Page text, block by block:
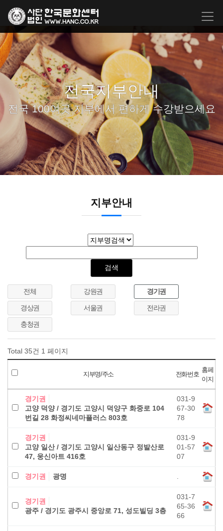
전국지부안내
전국 100여곳 지부에서 편하게 수강받으세요
지부안내
전체 강원권 경기권
경상권 서울권 전라권
충청권
Total 35건 1 페이지
지부명/주소 전화번호
홈페
이지
경기권
고양 덕양 / 경기도 고양시 덕양구 화중로 104
번길 28 화정씨네마플러스 803호
031-9
67-30
78
경기권
고양 일산 / 경기도 고양시 일산동구 정발산로
47, 웅신아트 416호
031-9
01-57
07
경기권 광명
경기권
광주 / 경기도 광주시 중앙로 71, 성도빌딩 3층
031-7
65-36
66